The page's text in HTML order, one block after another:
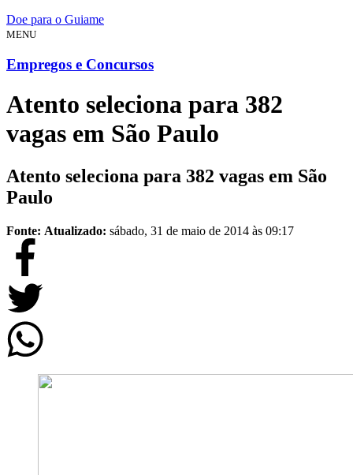
Doe para o Guiame
MENU
Empregos e Concursos
Atento seleciona para 382
vagas em São Paulo
Atento seleciona para 382 vagas em São
Paulo
Fonte: Atualizado: sábado, 31 de maio de 2014 às 09:17